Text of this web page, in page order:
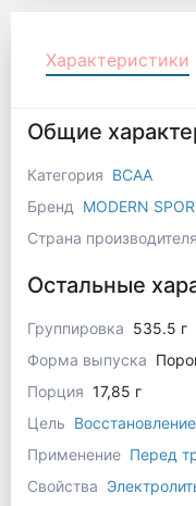
Характеристики
Общие
Категория BCAA
Бренд
MODERN
Страна производителя
Остальные
Группировка 535.5 г
Форма выпуска
Порция 17,85 г
Цель Восстановление
Применение Перед
Свойства